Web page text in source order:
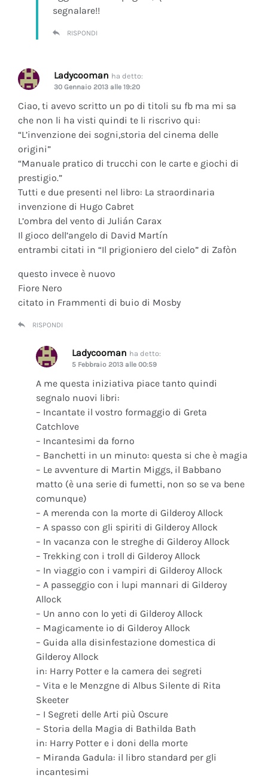
segnalare!!
RISPONDI
Ladycooman ha detto:
30 Gennaio 2013 alle 19:20
Ciao, ti avevo scritto un po di titoli su fb ma mi sa
che non li ha visti quindi te li riscrivo qui:
“L’invenzione dei sogni,storia del cinema delle
origini”
“Manuale pratico di trucchi con le carte e giochi di
prestigio.”
Tutti e due presenti nel libro: La straordinaria
invenzione di Hugo Cabret
L’ombra del vento di Julián Carax
Il gioco dell’angelo di David Martín
entrambi citati in “Il prigioniero del cielo” di Zafòn
questo invece è nuovo
Fiore Nero
citato in Frammenti di buio di Mosby
RISPONDI
Ladycooman ha detto:
5 Febbraio 2013 alle 00:59
A me questa iniziativa piace tanto quindi
segnalo nuovi libri:
– Incantate il vostro formaggio di Greta
Catchlove
– Incantesimi da forno
– Banchetti in un minuto: questa si che è magia
– Le avventure di Martin Miggs, il Babbano
matto (è una serie di fumetti, non so se va bene
comunque)
– A merenda con la morte di Gilderoy Allock
– A spasso con gli spiriti di Gilderoy Allock
– In vacanza con le streghe di Gilderoy Allock
– Trekking con i troll di Gilderoy Allock
– In viaggio con i vampiri di Gilderoy Allock
– A passeggio con i lupi mannari di Gilderoy
Allock
– Un anno con lo yeti di Gilderoy Allock
– Magicamente io di Gilderoy Allock
– Guida alla disinfestazione domestica di
Gilderoy Allock
in: Harry Potter e la camera dei segreti
– Vita e le Menzgne di Albus Silente di Rita
Skeeter
– I Segreti delle Arti più Oscure
– Storia della Magia di Bathilda Bath
in: Harry Potter e i doni della morte
– Miranda Gadula: il libro standard per gli
incantesimi